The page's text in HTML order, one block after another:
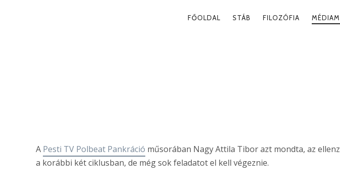
PRIMARY
FŐOLDAL STÁB FILOZÓFIA
A Pesti TV Polbeat Pankráció műsorában Nagy Attila Tibor azt mondta, az
a korábbi két ciklusban, de még sok feladatot el kell végeznie.